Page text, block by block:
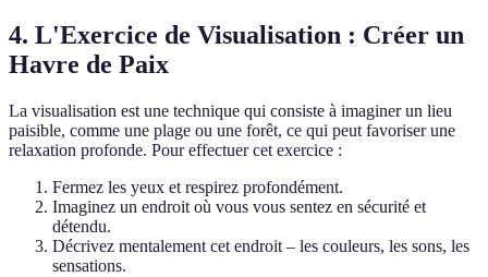
4. L'Exercice de Visualisation : Créer un
Havre de Paix
La visualisation est une technique qui consiste à imaginer un lieu
paisible, comme une plage ou une forêt, ce qui peut favoriser une
relaxation profonde. Pour effectuer cet exercice :
Fermez les yeux et respirez profondément.
Imaginez un endroit où vous vous sentez en sécurité et
détendu.
Décrivez mentalement cet endroit – les couleurs, les sons, les
sensations.